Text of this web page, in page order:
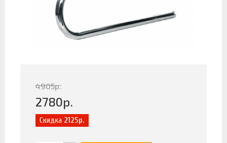
4905р.
2780р.
Скидка 2125р.